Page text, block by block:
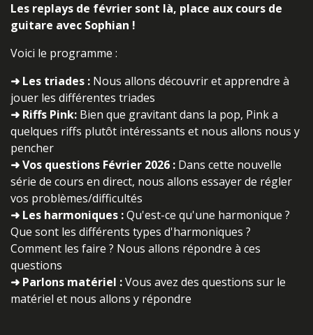
Les replays de février sont là, place aux cours de
guitare avec Sophian !
Voici le programme :
➜ Les triades : Nous allons découvrir et apprendre à
jouer les différentes triades
➜ Riffs Pink: Bien que gravitant dans la pop, Pink a
quelques riffs plutôt intéressants et nous allons nous y
pencher
➜ Vos questions Février 2026 : Dans cette nouvelle
série de cours en direct, nous allons essayer de régler
vos problèmes/difficultés
➜ Les harmoniques :Qu'est-ce qu'une harmonique ?
Que sont les différents types d'harmoniques ?
Comment les faire ? Nous allons répondre à ces
questions
➜ Parlons matériel :Vous avez des questions sur le
matériel et nous allons y répondre